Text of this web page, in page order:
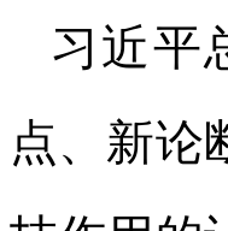
习近平
点、新论